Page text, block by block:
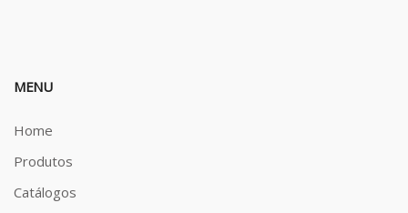
MENU
Home
Produtos
Catálogos